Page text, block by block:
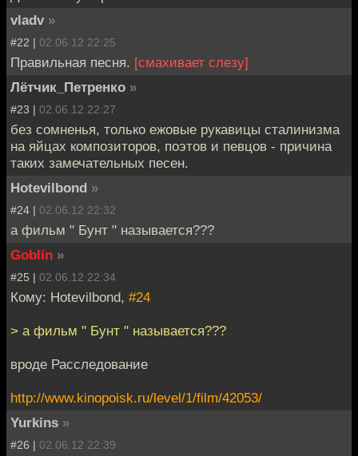
vladv »
#22 | 02.06.12 22:25
Правильная песня. [смахивает слезу]
Лётчик_Петренко »
#23 | 02.06.12 22:27
без сомненья, только ежовые рукавицы сталинизма
на яйцах композиторов, поэтов и певцов - причина
таких замечательных песен.
Hotevilbond »
#24 | 02.06.12 22:32
а фильм " Бунт " называется???
Goblin »
#25 | 02.06.12 22:34
Кому: Hotevilbond, #24
> а фильм " Бунт " называется???
вроде Расследование
http://www.kinopoisk.ru/level/1/film/42053/
Yurkins »
#26 | 02.06.12 22:39